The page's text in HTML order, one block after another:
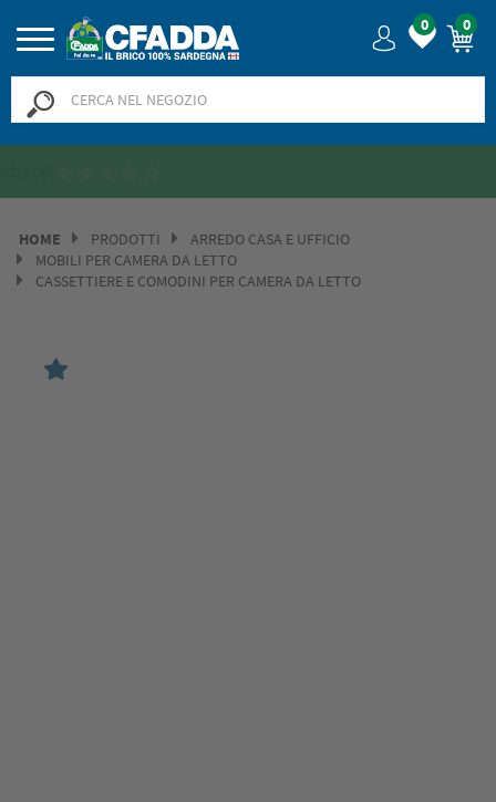
0 0
HOME PRODOTTI
ARREDO CASA E UFFICIO
MOBILI PER CAMERA DA LETTO
CASSETTIERE E COMODINI PER CAMERA DA LETTO